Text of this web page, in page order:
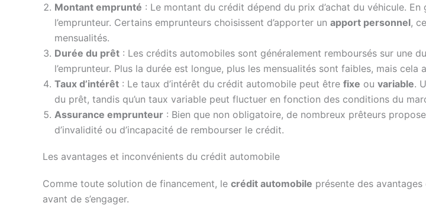
Montant emprunté : Le montant du crédit dépend du prix d’achat du véhicule.
l’emprunteur. Certains emprunteurs choisissent d’apporter un apport personnel,
mensualités.
Durée du prêt : Les crédits automobiles sont généralement remboursés sur une
l’emprunteur. Plus la durée est longue, plus les mensualités sont faibles, mais
Taux d’intérêt : Le taux d’intérêt du crédit automobile peut être fixe ou variable.
du prêt, tandis qu’un taux variable peut fluctuer en fonction des conditions du
Assurance emprunteur : Bien que non obligatoire, de nombreux prêteurs
d’invalidité ou d’incapacité de rembourser le crédit.
Les avantages et inconvénients du crédit automobile
Comme toute solution de financement, le crédit automobile présente des
avant de s’engager.